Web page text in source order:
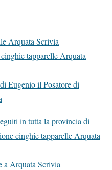
Arquata Scrivia
tapparelle Arquata
Eugenio il Posatore di
in tutta la provincia di
cinghie tapparelle Arquata
a Arquata Scrivia